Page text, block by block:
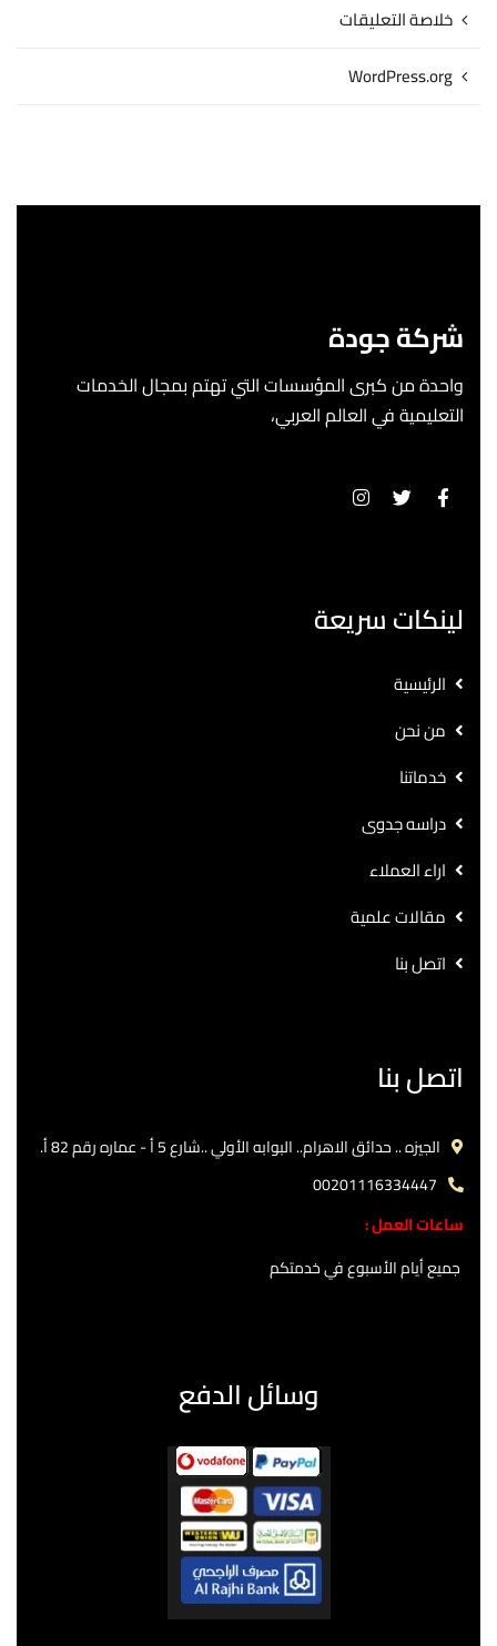
خلاصة التعليقات
WordPress.org
شركة جودة
واحدة من كبرى المؤسسات التي تهتم بمجال الخدمات
التعليمية في العالم العربي،
لينكات سريعة
الرئيسية
من نحن
خدماتنا
دراسه جدوى
اراء العملاء
مقالات علمية
اتصل بنا
اتصل بنا
الجيزه .. حدائق الاهرام.. البوابه الأولي ..شارع 5 أ - عماره رقم 82 أ.
00201116334447
ساعات العمل :
جميع أيام الأسبوع في خدمتكم
وسائل الدفع